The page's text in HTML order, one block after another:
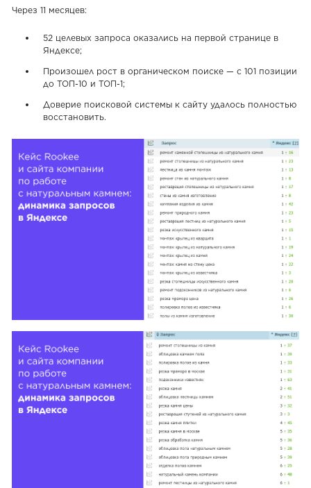
Через 11 месяцев:
52 целевых запроса оказались на первой странице в
Яндексе;
Произошел рост в органическом поиске — с 101 позиции
до ТОП-10 и ТОП-1;
Доверие поисковой системы к сайту удалось полностью
восстановить.